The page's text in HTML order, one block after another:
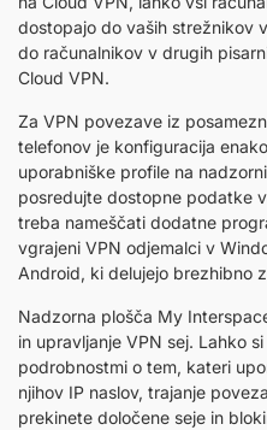
dostopajo do vaših strežnikov
do računalnikov v drugih
Cloud VPN.
Za VPN povezave iz
telefonov je konfiguracija
uporabniške profile na
posredujte dostopne podatke
treba nameščati dodatne
vgrajeni VPN odjemalci v
Android, ki delujejo brezhibno
Nadzorna plošča My
in upravljanje VPN sej. Lahko
podrobnostmi o tem, kateri
njihov IP naslov, trajanje
prekinete določene seje in